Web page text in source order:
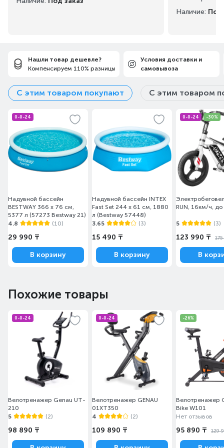
Наличие: Под
Нашли товар дешевле?
Компенсируем 110% разницы
Условия доставки и
самовывоза
С этим товаром покупают С этим товаром
0-0-24
Надувной бассейн
BESTWAY 366 x 76 см,
5377 л (57273 Bestway 21)
4.8
(10)
29 990 ₸
В корзину
Надувной бассейн INTEX
Fast Set 244 х 61 см, 1880
л (Bestway 57448)
3.65
(3)
15 490 ₸
В корзину
0-0-24 -30%
RUN, 16км/ч,
5 (3)
123 990 ₸
В
Похожие товары
0-0-24
Велотренажер Genau UT-
210
5
(2)
98 890 ₸
0-0-24
Велотренажер GENAU
01XT350
4
(2)
109 890 ₸
-26%
Велотренажер
Bike W101
Нет отзывов
95 890 ₸ 129